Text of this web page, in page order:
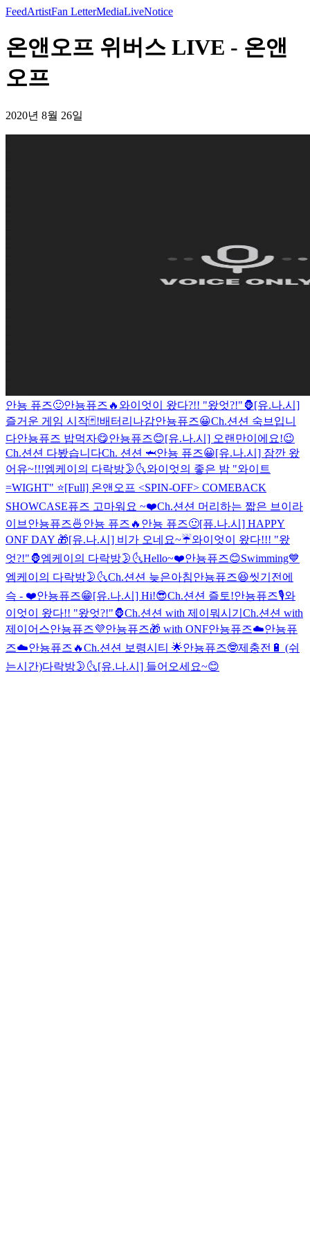
FeedArtistFan LetterMediaLiveNotice
온앤오프 위버스 LIVE - 온앤
오프
2020년 8월 26일
안뇽 퓨즈🙂안뇽퓨즈🔥와이엇이 왔다?!! "왔엇?!"🦍[유.나.시]
즐거운 게임 시작🃏!배터리나감안뇽퓨즈😀Ch.션션 숙브입니
다안뇽퓨즈 밥먹자😋안뇽퓨즈😊[유.나.시] 오랜만이에요!😉
Ch.션션 다봤습니다Ch. 션션 🦈안뇽 퓨즈😀[유.나.시] 잠깐 왔
어유~!!!엠케이의 다락방🌛🌜와이엇의 좋은 밤 "와이트
=WIGHT" ⭐️[Full] 온앤오프 <SPIN-OFF> COMEBACK
SHOWCASE퓨즈 고마워요 ~❤️Ch.션션 머리하는 짧은 브이라
이브 안뇽퓨즈🍜 안뇽 퓨즈🔥 안뇽 퓨즈🙂[퓨.나.시] HAPPY
ONF DAY 🎁[유.나.시] 비가 오네요~☔️와이엇이 왔다!!! "왔
엇?!"🦍엠케이의 다락방🌛🌜Hello~❤️안뇽퓨즈😊Swimming💙
엠케이의 다락방🌛🌜Ch.션션 늦은아침안뇽퓨즈😆씻기전에
슥 - ❤️안뇽퓨즈😁[유.나.시] Hi!😎Ch.션션 즐토!안뇽퓨즈🎙와
이엇이 왔다!! "왔엇?!"🦍Ch.션션 with 제이뭐시기 Ch.션션 with
제이어스안뇽퓨즈💜안뇽퓨즈🎁 with ONF안뇽퓨즈☁️안뇽퓨
즈☁️안뇽퓨즈🔥Ch.션션 보령시티 🌟안뇽퓨즈🤓제충전🔋 (쉬
는시간)다락방🌛🌜[유.나.시] 들어오세요~😊